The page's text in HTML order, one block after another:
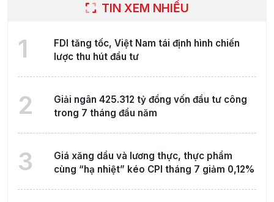
TIN XEM NHIỀU
1
FDI tăng tốc, Việt Nam tái định hình chiến
lược thu hút đầu tư
2
Giải ngân 425.312 tỷ đồng vốn đầu tư công
trong 7 tháng đầu năm
3
Giá xăng dầu và lương thực, thực phẩm
cùng “hạ nhiệt” kéo CPI tháng 7 giảm 0,12%